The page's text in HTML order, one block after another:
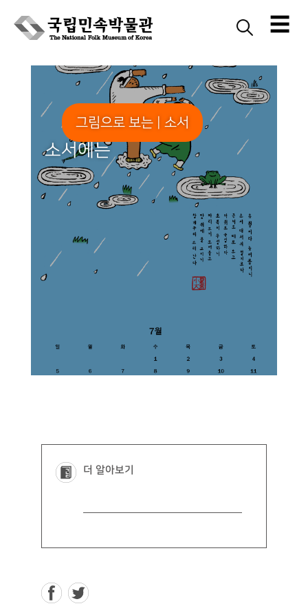
☰
Skip
그림으로 보는 | 소서
소서에는
더 알아보기